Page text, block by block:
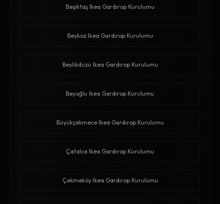
Beşiktaş Ikea Gardırop Kurulumu
Beykoz Ikea Gardırop Kurulumu
Beylikdüzü Ikea Gardırop Kurulumu
Beyoğlu Ikea Gardırop Kurulumu
Büyükçekmece Ikea Gardırop Kurulumu
Çatalca Ikea Gardırop Kurulumu
Çekmeköy Ikea Gardırop Kurulumu